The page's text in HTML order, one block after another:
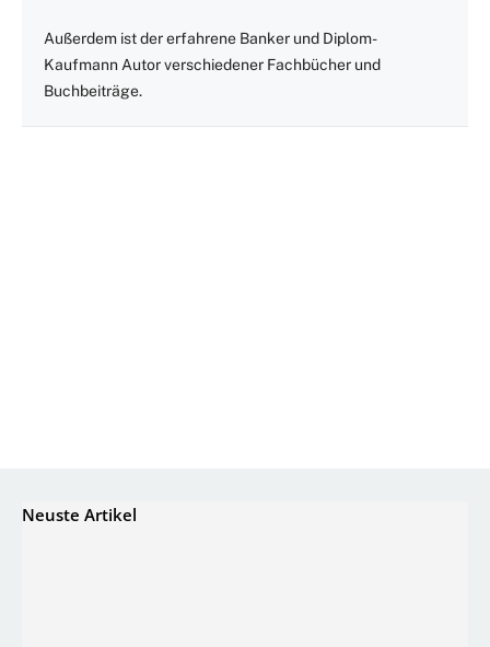
Außerdem ist der erfahrene Banker und Diplom-
Kaufmann Autor verschiedener Fachbücher und
Buchbeiträge.
Neuste Artikel